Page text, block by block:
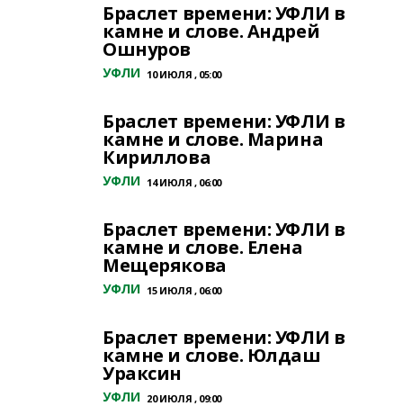
Браслет времени: УФЛИ в
камне и слове. Андрей
Ошнуров
УФЛИ 10 ИЮЛЯ , 05:00
Браслет времени: УФЛИ в
камне и слове. Марина
Кириллова
УФЛИ 14 ИЮЛЯ , 06:00
Браслет времени: УФЛИ в
камне и слове. Елена
Мещерякова
УФЛИ 15 ИЮЛЯ , 06:00
Браслет времени: УФЛИ в
камне и слове. Юлдаш
Ураксин
УФЛИ 20 ИЮЛЯ , 09:00